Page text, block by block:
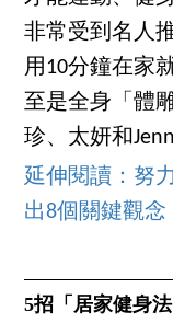
非常受到名人
用10分鐘在家
至是全身「體
珍、太妍和
延伸閱讀：努
出8個關鍵觀
5招「居家健身